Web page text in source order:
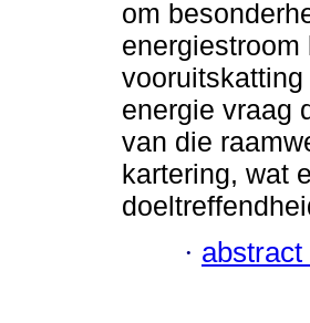
om
energie vraag
van die
kartering, wat
· abstract